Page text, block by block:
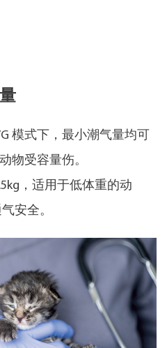
模式下，最小潮气量均可
物受容量伤。
，适用于低体重的动
安全。